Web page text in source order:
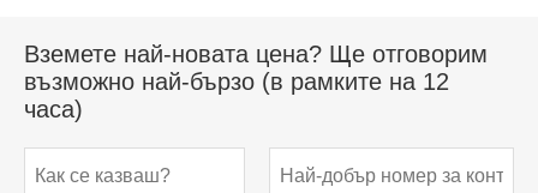
Вземете най-новата цена? Ще отговорим
възможно най-бързо (в рамките на 12
часа)